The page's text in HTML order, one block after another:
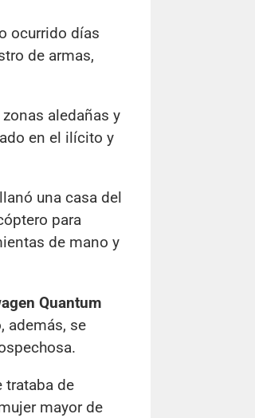
ocurrido días
de armas,
aledañas y
en el ilícito y
una casa del
para
de mano y
Quantum
además, se
trataba de
mayor de